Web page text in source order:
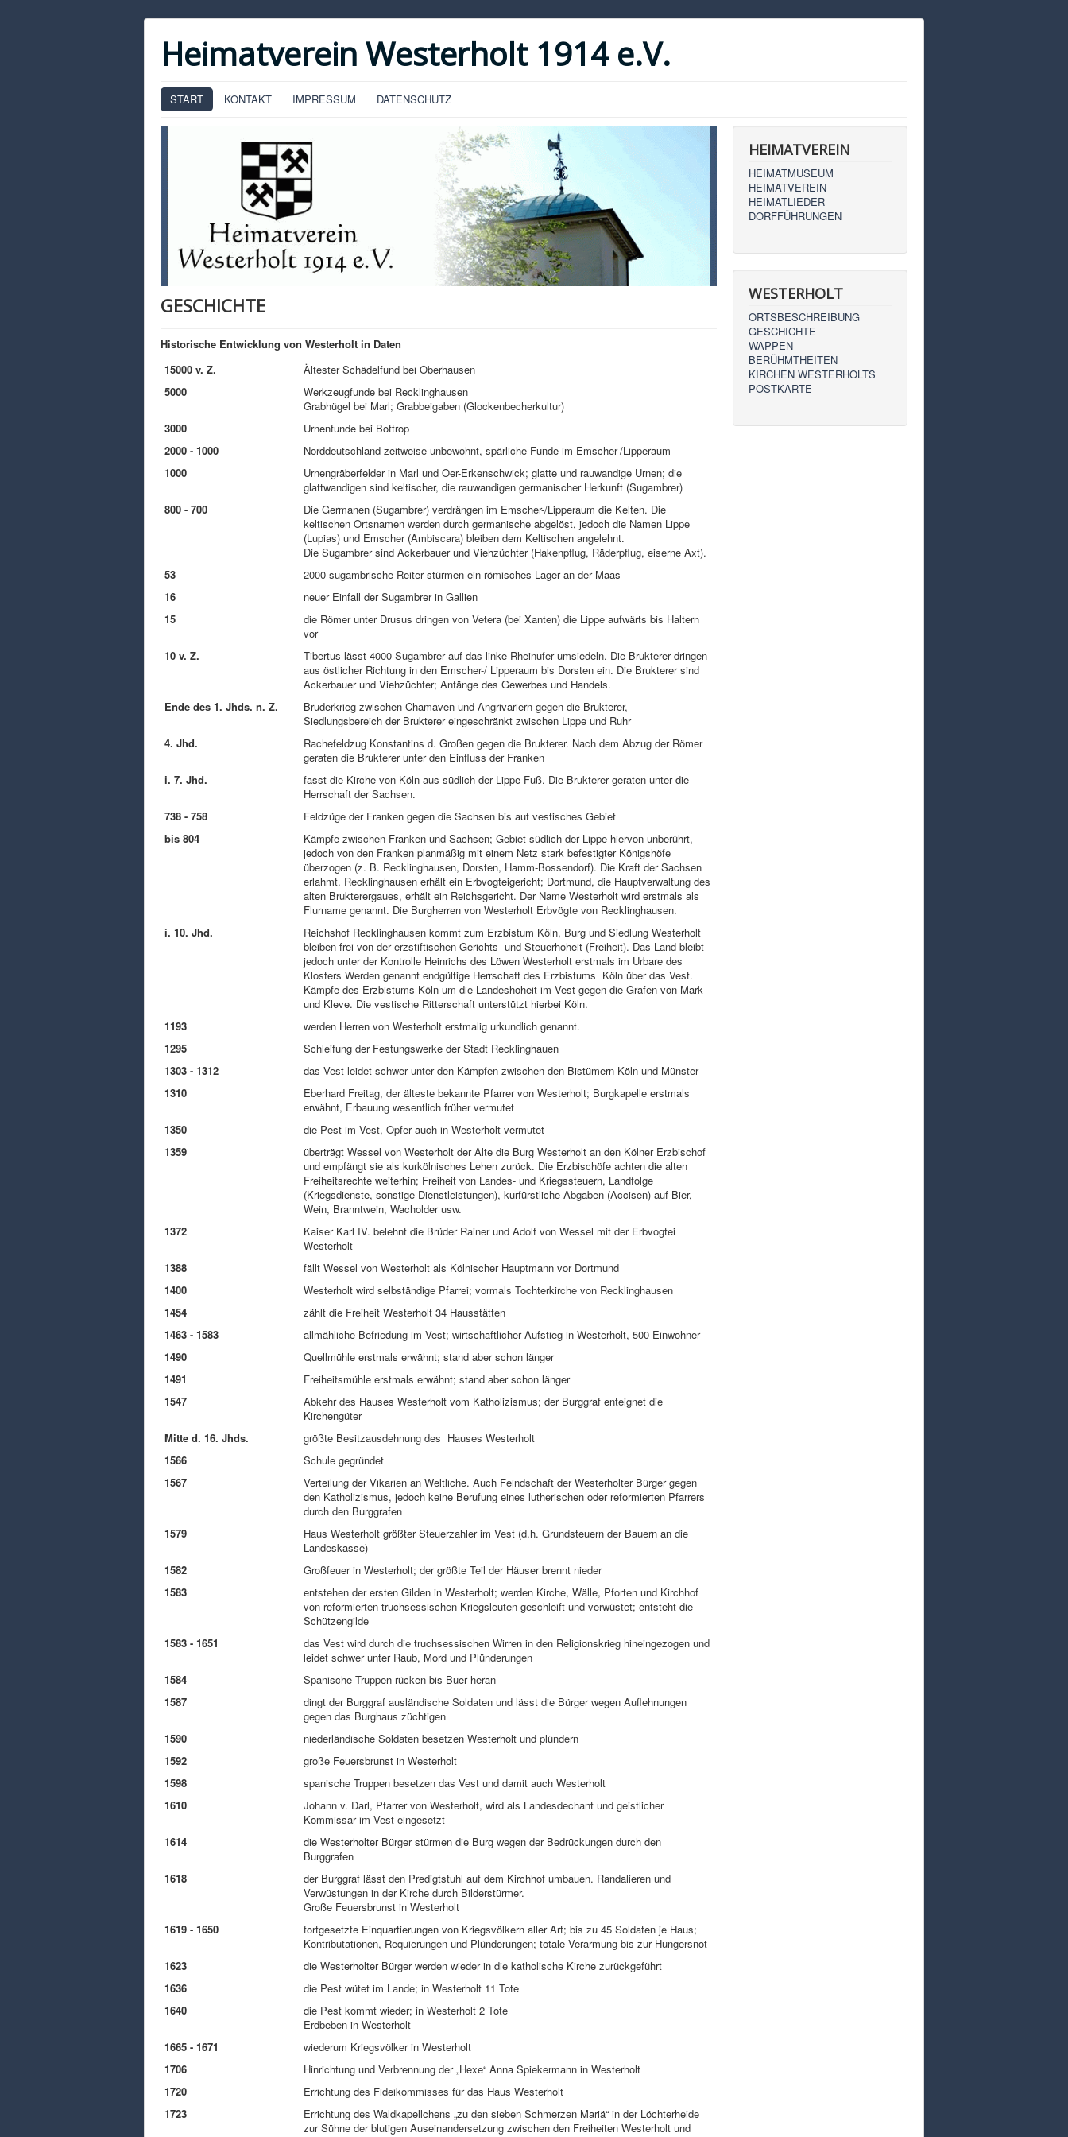
Heimatverein Westerholt 1914 e.V.
START KONTAKT IMPRESSUM DATENSCHUTZ
GESCHICHTE
Historische Entwicklung von Westerholt in Daten
15000 v. Z.
Ältester Schädelfund bei Oberhausen
5000
Werkzeugfunde bei Recklinghausen
Grabhügel bei Marl; Grabbeigaben (Glockenbecherkultur)
3000
Urnenfunde bei Bottrop
2000 - 1000
Norddeutschland zeitweise unbewohnt, spärliche Funde im Emscher-/Lipperaum
1000
Urnengräberfelder in Marl und Oer-Erkenschwick; glatte und rauwandige Urnen; die
glattwandigen sind keltischer, die rauwandigen germanischer Herkunft (Sugambrer)
800 - 700
Die Germanen (Sugambrer) verdrängen im Emscher-/Lipperaum die Kelten. Die
keltischen Ortsnamen werden durch germanische abgelöst, jedoch die Namen Lippe
(Lupias) und Emscher (Ambiscara) bleiben dem Keltischen angelehnt.
Die Sugambrer sind Ackerbauer und Viehzüchter (Hakenpflug, Räderpflug, eiserne Axt).
53
2000 sugambrische Reiter stürmen ein römisches Lager an der Maas
16
neuer Einfall der Sugambrer in Gallien
15
die Römer unter Drusus dringen von Vetera (bei Xanten) die Lippe aufwärts bis Haltern
vor
10 v. Z.
Tibertus lässt 4000 Sugambrer auf das linke Rheinufer umsiedeln. Die Brukterer dringen
aus östlicher Richtung in den Emscher-/ Lipperaum bis Dorsten ein. Die Brukterer sind
Ackerbauer und Viehzüchter; Anfänge des Gewerbes und Handels.
Ende des 1. Jhds. n. Z.
Bruderkrieg zwischen Chamaven und Angrivariern gegen die Brukterer,
Siedlungsbereich der Brukterer eingeschränkt zwischen Lippe und Ruhr
4. Jhd.
Rachefeldzug Konstantins d. Großen gegen die Brukterer. Nach dem Abzug der Römer
geraten die Brukterer unter den Einfluss der Franken
i. 7. Jhd.
fasst die Kirche von Köln aus südlich der Lippe Fuß. Die Brukterer geraten unter die
Herrschaft der Sachsen.
738 - 758
Feldzüge der Franken gegen die Sachsen bis auf vestisches Gebiet
bis 804
Kämpfe zwischen Franken und Sachsen; Gebiet südlich der Lippe hiervon unberührt,
jedoch von den Franken planmäßig mit einem Netz stark befestigter Königshöfe
überzogen (z. B. Recklinghausen, Dorsten, Hamm-Bossendorf). Die Kraft der Sachsen
erlahmt. Recklinghausen erhält ein Erbvogteigericht; Dortmund, die Hauptverwaltung des
alten Brukterergaues, erhält ein Reichsgericht. Der Name Westerholt wird erstmals als
Flurname genannt. Die Burgherren von Westerholt Erbvögte von Recklinghausen.
i. 10. Jhd.
Reichshof Recklinghausen kommt zum Erzbistum Köln, Burg und Siedlung Westerholt
bleiben frei von der erzstiftischen Gerichts- und Steuerhoheit (Freiheit). Das Land bleibt
jedoch unter der Kontrolle Heinrichs des Löwen Westerholt erstmals im Urbare des
Klosters Werden genannt endgültige Herrschaft des Erzbistums Köln über das Vest.
Kämpfe des Erzbistums Köln um die Landeshoheit im Vest gegen die Grafen von Mark
und Kleve. Die vestische Ritterschaft unterstützt hierbei Köln.
1193
werden Herren von Westerholt erstmalig urkundlich genannt.
1295
Schleifung der Festungswerke der Stadt Recklinghauen
1303 - 1312
das Vest leidet schwer unter den Kämpfen zwischen den Bistümern Köln und Münster
1310
Eberhard Freitag, der älteste bekannte Pfarrer von Westerholt; Burgkapelle erstmals
erwähnt, Erbauung wesentlich früher vermutet
1350
die Pest im Vest, Opfer auch in Westerholt vermutet
1359
überträgt Wessel von Westerholt der Alte die Burg Westerholt an den Kölner Erzbischof
und empfängt sie als kurkölnisches Lehen zurück. Die Erzbischöfe achten die alten
Freiheitsrechte weiterhin; Freiheit von Landes- und Kriegssteuern, Landfolge
(Kriegsdienste, sonstige Dienstleistungen), kurfürstliche Abgaben (Accisen) auf Bier,
Wein, Branntwein, Wacholder usw.
1372
Kaiser Karl IV. belehnt die Brüder Rainer und Adolf von Wessel mit der Erbvogtei
Westerholt
1388
fällt Wessel von Westerholt als Kölnischer Hauptmann vor Dortmund
1400
Westerholt wird selbständige Pfarrei; vormals Tochterkirche von Recklinghausen
1454
zählt die Freiheit Westerholt 34 Hausstätten
1463 - 1583
allmähliche Befriedung im Vest; wirtschaftlicher Aufstieg in Westerholt, 500 Einwohner
1490
Quellmühle erstmals erwähnt; stand aber schon länger
1491
Freiheitsmühle erstmals erwähnt; stand aber schon länger
1547
Abkehr des Hauses Westerholt vom Katholizismus; der Burggraf enteignet die
Kirchengüter
Mitte d. 16. Jhds.
größte Besitzausdehnung des Hauses Westerholt
1566
Schule gegründet
1567
Verteilung der Vikarien an Weltliche. Auch Feindschaft der Westerholter Bürger gegen
den Katholizismus, jedoch keine Berufung eines lutherischen oder reformierten Pfarrers
durch den Burggrafen
1579
Haus Westerholt größter Steuerzahler im Vest (d.h. Grundsteuern der Bauern an die
Landeskasse)
1582
Großfeuer in Westerholt; der größte Teil der Häuser brennt nieder
1583
entstehen der ersten Gilden in Westerholt; werden Kirche, Wälle, Pforten und Kirchhof
von reformierten truchsessischen Kriegsleuten geschleift und verwüstet; entsteht die
Schützengilde
1583 - 1651
das Vest wird durch die truchsessischen Wirren in den Religionskrieg hineingezogen und
leidet schwer unter Raub, Mord und Plünderungen
1584
Spanische Truppen rücken bis Buer heran
1587
dingt der Burggraf ausländische Soldaten und lässt die Bürger wegen Auflehnungen
gegen das Burghaus züchtigen
1590
niederländische Soldaten besetzen Westerholt und plündern
1592
große Feuersbrunst in Westerholt
1598
spanische Truppen besetzen das Vest und damit auch Westerholt
1610
Johann v. Darl, Pfarrer von Westerholt, wird als Landesdechant und geistlicher
Kommissar im Vest eingesetzt
1614
die Westerholter Bürger stürmen die Burg wegen der Bedrückungen durch den
Burggrafen
1618
der Burggraf lässt den Predigtstuhl auf dem Kirchhof umbauen. Randalieren und
Verwüstungen in der Kirche durch Bilderstürmer.
Große Feuersbrunst in Westerholt
1619 - 1650
fortgesetzte Einquartierungen von Kriegsvölkern aller Art; bis zu 45 Soldaten je Haus;
Kontributationen, Requierungen und Plünderungen; totale Verarmung bis zur Hungersnot
1623
die Westerholter Bürger werden wieder in die katholische Kirche zurückgeführt
1636
die Pest wütet im Lande; in Westerholt 11 Tote
1640
die Pest kommt wieder; in Westerholt 2 Tote
Erdbeben in Westerholt
1665 - 1671
wiederum Kriegsvölker in Westerholt
1706
Hinrichtung und Verbrennung der „Hexe“ Anna Spiekermann in Westerholt
1720
Errichtung des Fideikommisses für das Haus Westerholt
1723
Errichtung des Waldkapellchens „zu den sieben Schmerzen Mariä“ in der Löchterheide
zur Sühne der blutigen Auseinandersetzung zwischen den Freiheiten Westerholt und
HEIMATVEREIN
HEIMATMUSEUM
HEIMATVEREIN
HEIMATLIEDER
DORFFÜHRUNGEN
WESTERHOLT
ORTSBESCHREIBUNG
GESCHICHTE
WAPPEN
BERÜHMTHEITEN
KIRCHEN WESTERHOLTS
POSTKARTE